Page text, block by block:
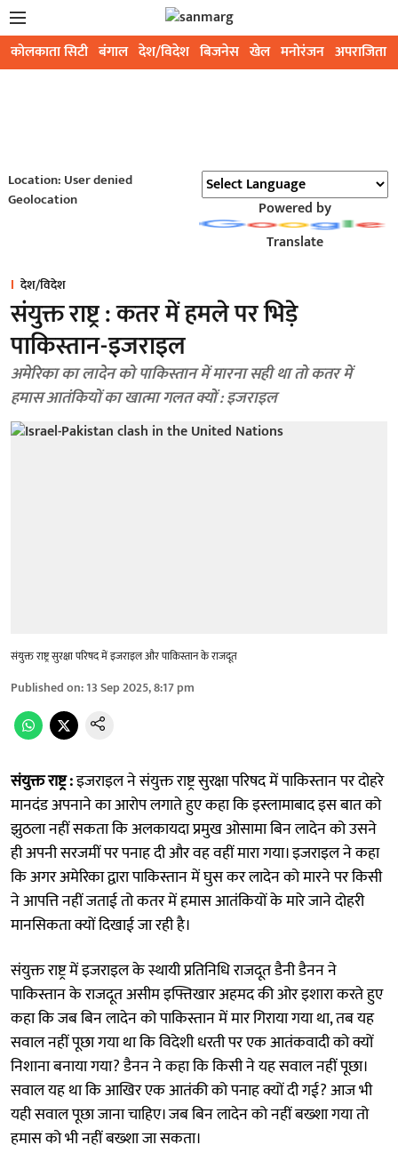
कोलकाता सिटी बंगाल देश/विदेश बिजनेस खेल मनोरंजन अपराजिता
Location: User denied
Geolocation
Powered by
Translate
देश/विदेश
संयुक्त राष्ट्र : कतर में हमले पर भिड़े
पाकिस्तान-इजराइल
अमेरिका का लादेन को पाकिस्तान में मारना सही था तो कतर में
हमास आतंकियों का खात्मा गलत क्यों : इजराइल
संयुक्त राष्ट्र सुरक्षा परिषद में इजराइल और पाकिस्तान के राजदूत
Published on:13 Sep 2025, 8:17 pm
संयुक्त राष्ट्र :इजराइल ने संयुक्त राष्ट्र सुरक्षा परिषद में पाकिस्तान पर दोहरे
मानदंड अपनाने का आरोप लगाते हुए कहा कि इस्लामाबाद इस बात को
झुठला नहीं सकता कि अलकायदा प्रमुख ओसामा बिन लादेन को उसने
ही अपनी सरजमीं पर पनाह दी और वह वहीं मारा गया। इजराइल ने कहा
कि अगर अमेरिका द्वारा पाकिस्तान में घुस कर लादेन को मारने पर किसी
ने आपत्ति नहीं जताई तो कतर में हमास आतंकियों के मारे जाने दोहरी
मानसिकता क्यों दिखाई जा रही है।
संयुक्त राष्ट्र में इजराइल के स्थायी प्रतिनिधि राजदूत डैनी डैनन ने
पाकिस्तान के राजदूत असीम इफ्तिखार अहमद की ओर इशारा करते हुए
कहा कि जब बिन लादेन को पाकिस्तान में मार गिराया गया था, तब यह
सवाल नहीं पूछा गया था कि विदेशी धरती पर एक आतंकवादी को क्यों
निशाना बनाया गया? डैनन ने कहा कि किसी ने यह सवाल नहीं पूछा।
सवाल यह था कि आखिर एक आतंकी को पनाह क्यों दी गई? आज भी
यही सवाल पूछा जाना चाहिए। जब बिन लादेन को नहीं बख्शा गया तो
हमास को भी नहीं बख्शा जा सकता।